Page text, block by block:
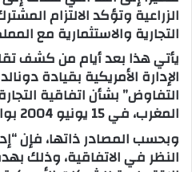
ت
ر
و
ي
ا
الزراعية وتؤكد الالتزام
التجارية والاستثمارية مع
يأتي هذا بعد أيام من كشف
الإدارة الأمريكية بقيادة
التفاوض” بشأن اتفاقية
المغرب، في 15 يونيو 2004 بواشنطن.
وبحسب المصادر ذاتها، فإن
النظر في الاتفاقية، وذلك